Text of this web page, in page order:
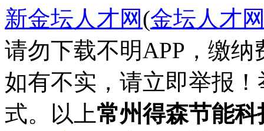
新金坛人才网(金坛人才
请勿下载不明APP，缴
如有不实，请立即举报
式。以上常州得森节能